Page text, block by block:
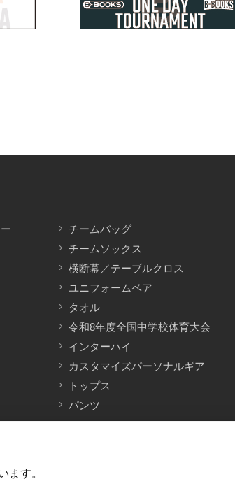
チームバッグ
チームソックス
横断幕／テーブルクロス
ユニフォームベア
タオル
令和8年度全国中学校体育大会
インターハイ
カスタマイズパーソナルギア
トップス
パンツ
ます。